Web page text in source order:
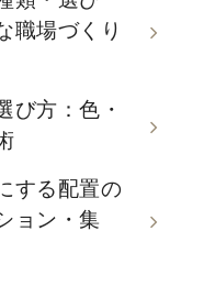
職場づくり
び方：色・
する配置の
ョン・集